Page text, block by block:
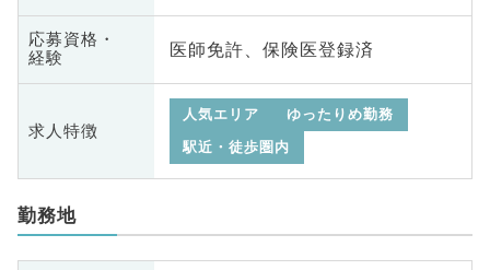
応募資格・
経験
医師免許、保険医登録済
求人特徴
人気エリア
ゆったりめ勤務
駅近・徒歩圏内
勤務地